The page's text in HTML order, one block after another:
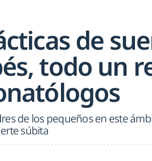
de
todo un
de los pequeños en este
súbita